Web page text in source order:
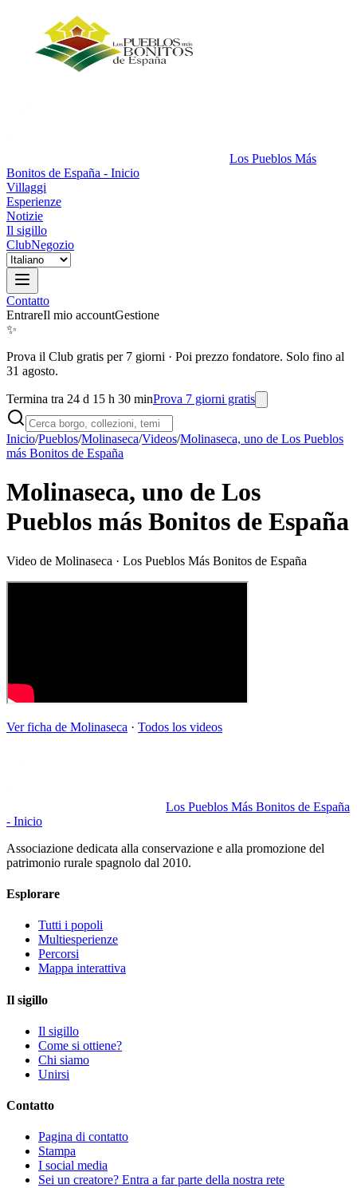
Los Pueblos Más
Bonitos de España - Inicio
Villaggi
Esperienze
Notizie
Il sigillo
ClubNegozio
Contatto
EntrareIl mio accountGestione
✨
Prova il Club gratis per 7 giorni · Poi prezzo fondatore. Solo fino al
31 agosto.
Termina tra 24 d 15 h 30 minProva 7 giorni gratis
Inicio/Pueblos/Molinaseca/Videos/Molinaseca, uno de Los Pueblos
más Bonitos de España
Molinaseca, uno de Los
Pueblos más Bonitos de España
Video de Molinaseca · Los Pueblos Más Bonitos de España
Ver ficha de Molinaseca · Todos los videos
Los Pueblos Más Bonitos de España
- Inicio
Associazione dedicata alla conservazione e alla promozione del
patrimonio rurale spagnolo dal 2010.
Esplorare
Tutti i popoli
Multiesperienze
Percorsi
Mappa interattiva
Il sigillo
Il sigillo
Come si ottiene?
Chi siamo
Unirsi
Contatto
Pagina di contatto
Stampa
I social media
Sei un creatore? Entra a far parte della nostra rete